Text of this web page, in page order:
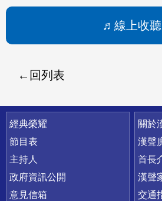
線上收聽
回列表
快速連結
經典榮耀
節目表
主持人
政府資訊公開
意見信箱
關於
漢聲
首長
漢聲
交通